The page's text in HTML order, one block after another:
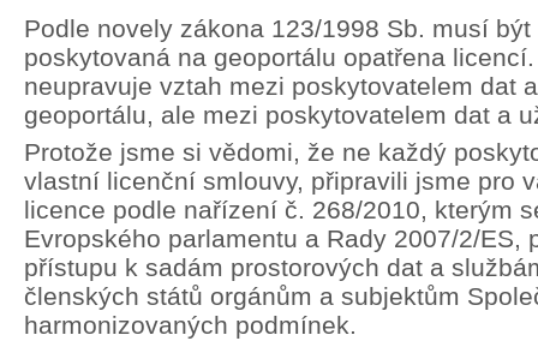
Podle novely zákona 123/1998 Sb. musí
poskytovaná na geoportálu opatřena
neupravuje vztah mezi poskytovatelem dat
geoportálu, ale mezi poskytovatelem dat a
Protože jsme si vědomi, že ne každý
vlastní licenční smlouvy, připravili jsme pro
licence podle nařízení č. 268/2010, kterým
Evropského parlamentu a Rady 2007/2/ES,
přístupu k sadám prostorových dat a
členských států orgánům a subjektům
harmonizovaných podmínek.